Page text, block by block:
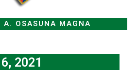
A. OSASUNA MAGNA
2021